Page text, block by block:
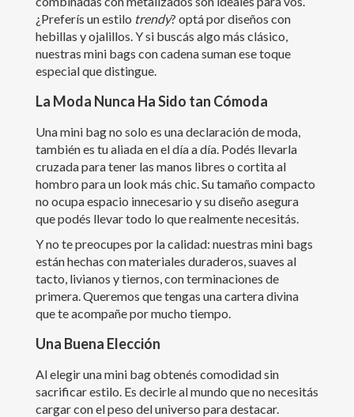
¿Preferís un estilo trendy? optá por diseños con
hebillas y ojalillos. Y si buscás algo más clásico,
nuestras mini bags con cadena suman ese toque
especial que distingue.
La Moda Nunca Ha Sido tan Cómoda
Una mini bag no solo es una declaración de moda,
también es tu aliada en el día a día. Podés llevarla
cruzada para tener las manos libres o cortita al
hombro para un look más chic. Su tamaño compacto
no ocupa espacio innecesario y su diseño asegura
que podés llevar todo lo que realmente necesitás.
Y no te preocupes por la calidad: nuestras mini bags
están hechas con materiales duraderos, suaves al
tacto, livianos y tiernos, con terminaciones de
primera. Queremos que tengas una cartera divina
que te acompañe por mucho tiempo.
Una Buena Elección
Al elegir una mini bag obtenés comodidad sin
sacrificar estilo. Es decirle al mundo que no necesitás
cargar con el peso del universo para destacar.